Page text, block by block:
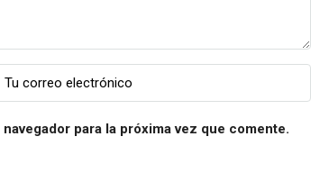
para la próxima vez que comente.